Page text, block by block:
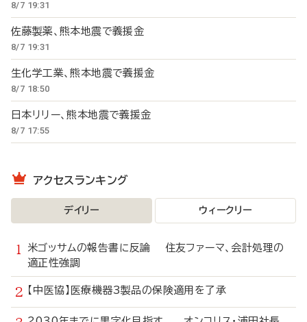
8/7 19:31
佐藤製薬、熊本地震で義援金
8/7 19:31
生化学工業、熊本地震で義援金
8/7 18:50
日本リリー、熊本地震で義援金
8/7 17:55
アクセスランキング
デイリー ウィークリー
米ゴッサムの報告書に反論 住友ファーマ、会計処理の
適正性強調
【中医協】医療機器3製品の保険適用を了承